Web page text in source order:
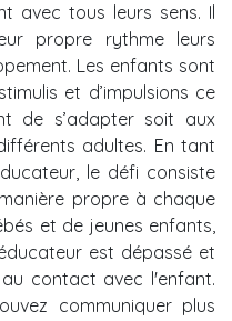
avec tous leurs sens. Il
propre rythme leurs
Les enfants sont
et d’impulsions ce
de s’adapter soit aux
adultes. En tant
le défi consiste
propre à chaque
et de jeunes enfants,
est dépassé et
contact avec l'enfant.
communiquer plus